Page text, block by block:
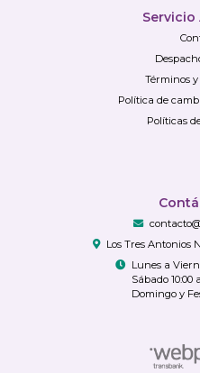
Servicio
Términos
Política de
Políticas
Los Tres Antonios
Lunes a
Sábado 10:00
Domingo y